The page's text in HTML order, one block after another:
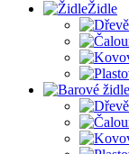
Židle